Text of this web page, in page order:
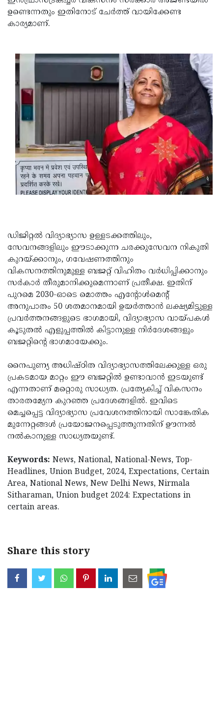
ഉണ്ടെന്നതും ഇതിനോട് ചേര്‍ത്ത് വായിക്കേണ്ട
കാര്യമാണ്.
ഡിജിറ്റല്‍ വിദ്യാഭ്യാസ ഉള്ളടക്കത്തിലും,
സേവനങ്ങളിലും ഈടാക്കുന്ന ചരക്കുസേവന നികുതി
കുറയ്ക്കാനും, ഗവേഷണത്തിനും
വികസനത്തിനുമുള്ള ബജറ്റ് വിഹിതം വര്‍ധിപ്പിക്കാനും
സര്‍കാര്‍ തീരുമാനിക്കുമെന്നാണ് പ്രതീക്ഷ. ഇതിന്
പുറമെ 2030-ഓടെ മൊത്തം എന്റോള്‍മെന്റ്
അനുപാതം 50 ശതമാനമായി ഉയര്‍ത്താന്‍ ലക്ഷ്യമിട്ടുള്ള
പ്രവര്‍ത്തനങ്ങളുടെ ഭാഗമായി, വിദ്യാഭ്യാസ വായ്പകള്‍
കൂടുതല്‍ എളുപ്പത്തില്‍ കിട്ടാനുള്ള നിര്‍ദേശങ്ങളും
ബജറ്റിന്റെ ഭാഗമായേക്കും.
നൈപുണ്യ അധിഷ്ഠിത വിദ്യാഭ്യാസത്തിലേക്കുള്ള ഒരു
പ്രകടമായ മാറ്റം ഈ ബജറ്റില്‍ ഉണ്ടാവാന്‍ ഇടയുണ്ട്
എന്നതാണ് മറ്റൊരു സാധ്യത. പ്രത്യേകിച്ച് വികസനം
താരതമ്യേന കുറഞ്ഞ പ്രദേശങ്ങളില്‍. ഇവിടെ
മെച്ചപ്പെട്ട വിദ്യാഭ്യാസ പ്രവേശനത്തിനായി സാങ്കേതിക
മുന്നേറ്റങ്ങള്‍ പ്രയോജനപ്പെടുത്തുന്നതിന് ഊന്നല്‍
നല്‍കാനുള്ള സാധ്യതയുണ്ട്.
Keywords: News, National, National-News, Top-
Headlines, Union Budget, 2024, Expectations, Certain
Area, National News, New Delhi News, Nirmala
Sitharaman, Union budget 2024: Expectations in
certain areas.
Share this story